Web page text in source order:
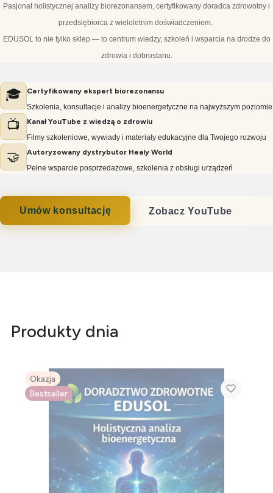
Pasjonat holistycznej analizy biorezonansem, certyfikowany doradca zdrowotny i
przedsiębiorca z wieloletnim doświadczeniem.
EDUSOL to nie tylko sklep — to centrum wiedzy, szkoleń i wsparcia na drodze do
zdrowia i dobrostanu.
🎓
Certyfikowany ekspert biorezonansu
Szkolenia, konsultacje i analizy bioenergetyczne na najwyższym poziomie
📺
Kanał YouTube z wiedzą o zdrowiu
Filmy szkoleniowe, wywiady i materiały edukacyjne dla Twojego rozwoju
🤝
Autoryzowany dystrybutor Healy World
Pełne wsparcie posprzedażowe, szkolenia z obsługi urządzeń
Umów konsultację Zobacz YouTube
Produkty dnia
Okazja
Bestseller